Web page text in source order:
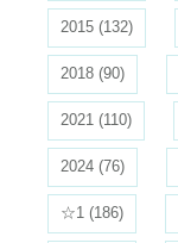
2015 (132)
2018 (90)
2021 (110)
2024 (76)
☆1 (186)